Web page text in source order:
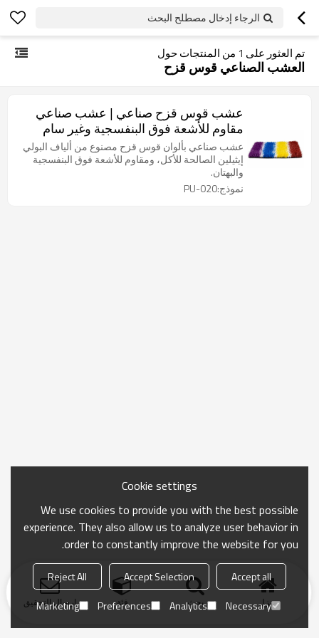
الرجاء إدخال مصطلح البحث
تم العثور على 1 من المنتجات حول
العشب الصناعي قوس قزح
عشب قوس قزح صناعي | عشب صناعي
مقاوم للأشعة فوق البنفسجية وغير سام
للملاعب
عشب صناعي بألوان قوس قزح مصنوع من ألياف البولي
إيثيلين الصالحة للأكل، ومقاوم للأشعة فوق البنفسجية
والبهتان.
نموذج:PU-020
منزل بحث فئة ارسال التحقيق
Cookie settings
We use cookies to provide you with the best possible
experience. They also allow us to analyze user behavior in
order to constantly improve the website for you.
Accept all
Accept Selection
Reject All
Necessary
Analytics
Preferences
Marketing